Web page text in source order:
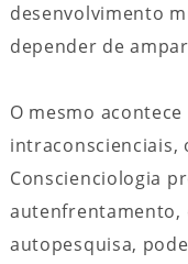
desenvolvimento
depender de
O mesmo
intraconscienciais,
Conscienciologia
autenfrentamento,
autopesquisa,